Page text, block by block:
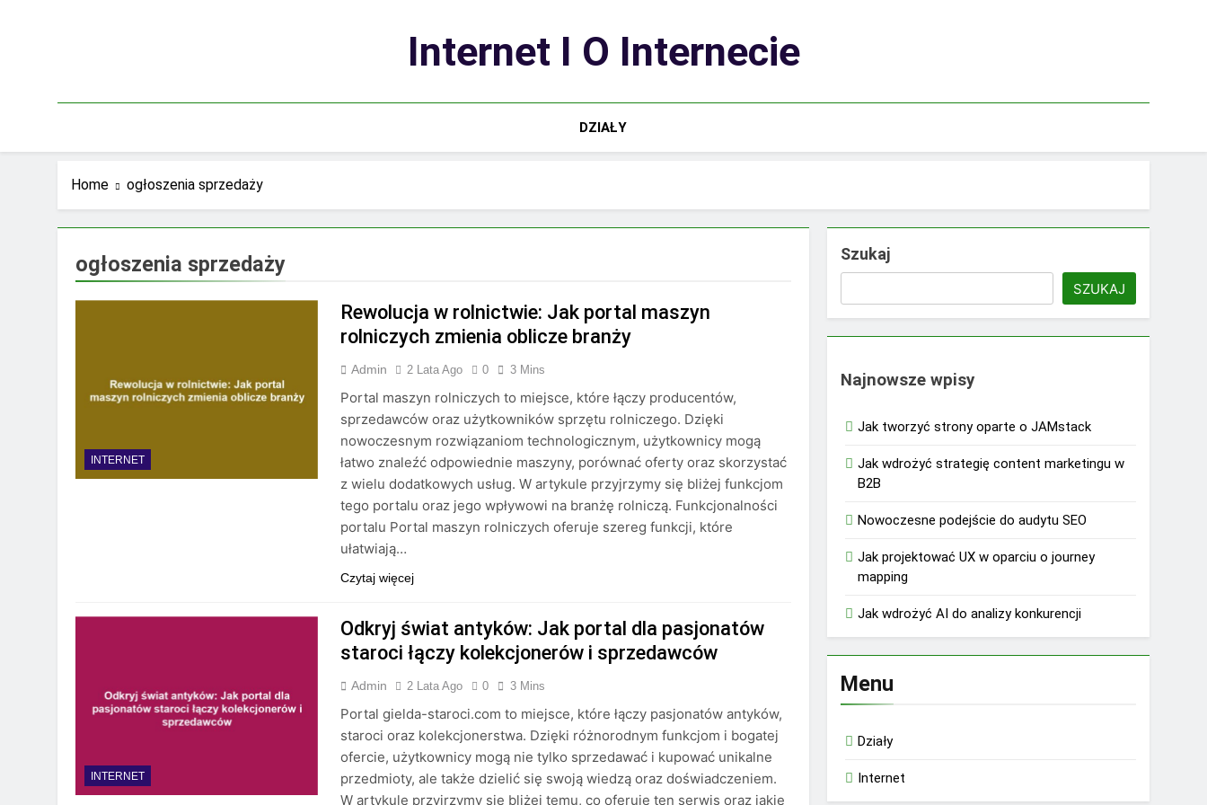
Internet I O Internecie
DZIAŁY
Home ogłoszenia sprzedaży
ogłoszenia sprzedaży
INTERNET
Rewolucja w rolnictwie: Jak portal maszyn
rolniczych zmienia oblicze branży
Admin 2 Lata Ago 0 3 Mins
Portal maszyn rolniczych to miejsce, które łączy producentów,
sprzedawców oraz użytkowników sprzętu rolniczego. Dzięki
nowoczesnym rozwiązaniom technologicznym, użytkownicy mogą
łatwo znaleźć odpowiednie maszyny, porównać oferty oraz skorzystać
z wielu dodatkowych usług. W artykule przyjrzymy się bliżej funkcjom
tego portalu oraz jego wpływowi na branżę rolniczą. Funkcjonalności
portalu Portal maszyn rolniczych oferuje szereg funkcji, które
ułatwiają…
Czytaj więcej
INTERNET
Odkryj świat antyków: Jak portal dla pasjonatów
staroci łączy kolekcjonerów i sprzedawców
Admin 2 Lata Ago 0 3 Mins
Portal gielda-staroci.com to miejsce, które łączy pasjonatów antyków,
staroci oraz kolekcjonerstwa. Dzięki różnorodnym funkcjom i bogatej
ofercie, użytkownicy mogą nie tylko sprzedawać i kupować unikalne
przedmioty, ale także dzielić się swoją wiedzą oraz doświadczeniem.
W artykule przyjrzymy się bliżej temu, co oferuje ten serwis oraz jakie
Szukaj
SZUKAJ
Najnowsze wpisy
Jak tworzyć strony oparte o JAMstack
Jak wdrożyć strategię content marketingu w
B2B
Nowoczesne podejście do audytu SEO
Jak projektować UX w oparciu o journey
mapping
Jak wdrożyć AI do analizy konkurencji
Menu
Działy
Internet